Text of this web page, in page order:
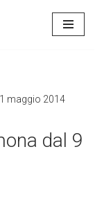
maggio 2014
dal 9